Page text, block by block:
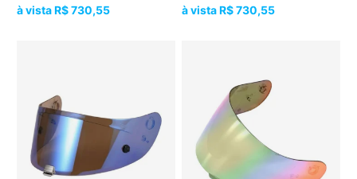
R$ 730,55 R$ 730,55